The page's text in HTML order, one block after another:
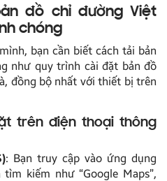
đồ chỉ đường Việt
chóng
bạn cần biết cách tải bản
như quy trình cài đặt bản đồ
đồng bộ nhất với thiết bị trên
trên điện thoại thông
: Bạn truy cập vào ứng dụng
kiếm như “Google Maps”,